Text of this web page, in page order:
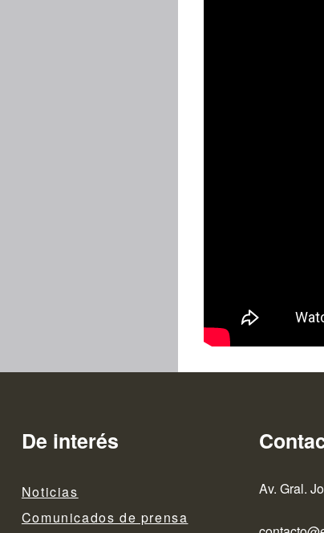
De interés
Noticias
Comunicados de prensa
Av. Gral.